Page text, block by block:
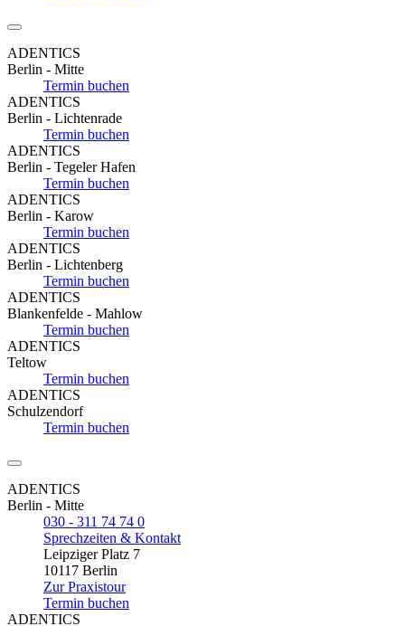
ADENTICS
Berlin - Mitte
Termin buchen
ADENTICS
Berlin - Lichtenrade
Termin buchen
ADENTICS
Berlin - Tegeler Hafen
Termin buchen
ADENTICS
Berlin - Karow
Termin buchen
ADENTICS
Berlin - Lichtenberg
Termin buchen
ADENTICS
Blankenfelde - Mahlow
Termin buchen
ADENTICS
Teltow
Termin buchen
ADENTICS
Schulzendorf
Termin buchen
ADENTICS
Berlin - Mitte
030 - 311 74 74 0
Sprechzeiten & Kontakt
Leipziger Platz 7
10117 Berlin
Zur Praxistour
Termin buchen
ADENTICS